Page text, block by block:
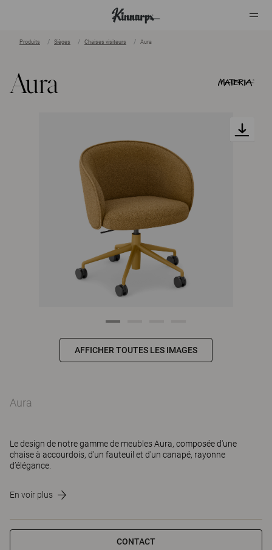
Produits Sièges Chaises visiteurs Aura
Aura
AFFICHER TOUTES LES IMAGES
Aura
Le design de notre gamme de meubles Aura, composée d'une
chaise à accourdois, d'un fauteuil et d'un canapé, rayonne
d’élégance.
En voir plus
CONTACT